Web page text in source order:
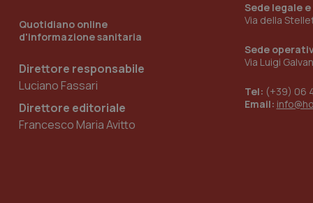
Quotidiano online
d'informazione sanitaria
Direttore responsabile
Luciano Fassari
Direttore editoriale
Francesco Maria Avitto
Sede legale
Via della
Sede
Via Luigi
Tel: (+39) 06
Email:
Nome